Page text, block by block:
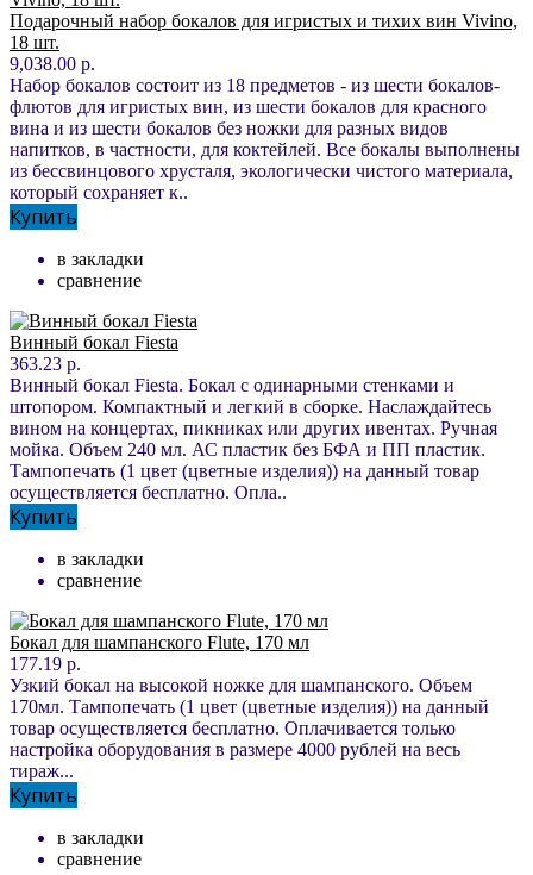
Подарочный набор бокалов для игристых и тихих вин Vivino,
18 шт.
9,038.00 р.
Набор бокалов состоит из 18 предметов - из шести бокалов-
флютов для игристых вин, из шести бокалов для красного
вина и из шести бокалов без ножки для разных видов
напитков, в частности, для коктейлей. Все бокалы выполнены
из бессвинцового хрусталя, экологически чистого материала,
который сохраняет к..
Купить
в закладки
сравнение
Винный бокал Fiesta
363.23 р.
Винный бокал Fiesta. Бокал с одинарными стенками и
штопором. Компактный и легкий в сборке. Наслаждайтесь
вином на концертах, пикниках или других ивентах. Ручная
мойка. Объем 240 мл. АС пластик без БФА и ПП пластик.
Тампопечать (1 цвет (цветные изделия)) на данный товар
осуществляется бесплатно. Опла..
Купить
в закладки
сравнение
Бокал для шампанского Flute, 170 мл
177.19 р.
Узкий бокал на высокой ножке для шампанского. Объем
170мл. Тампопечать (1 цвет (цветные изделия)) на данный
товар осуществляется бесплатно. Оплачивается только
настройка оборудования в размере 4000 рублей на весь
тираж...
Купить
в закладки
сравнение